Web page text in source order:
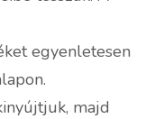
egyenletesen
majd